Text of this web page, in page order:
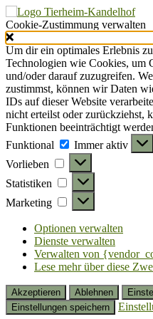
Cookie-Zustimmung verwalten
Um dir ein optimales Erlebnis
Technologien wie Cookies, um
und/oder darauf zuzugreifen.
zustimmst, können wir Daten
IDs auf dieser Website
nicht erteilst oder zurückziehst,
Funktionen beeinträchtigt
Funktional
Funktional
Immer aktiv
Vorlieben
Vorlieben
Statistiken Statistiken
Marketing Marketing
Optionen verwalten
Dienste verwalten
Verwalten von
Lese mehr über diese
Akzeptieren Ablehnen
Einstellungen speichern